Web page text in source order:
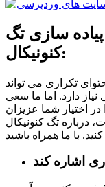
سازی تگ
کنونیکال:
تکراری می تواند
دارد. اما ما سعی
اختیار شما عزیزان
درباره تگ کنونیکال
اشاره کند